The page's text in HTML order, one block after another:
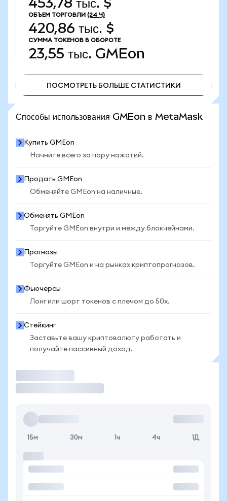
ОБЪЕМ ТОРГОВЛИ (24 Ч)
420,86 тыс. $
СУММА ТОКЕНОВ В ОБОРОТЕ
23,55 тыс. GMEon
ПОСМОТРЕТЬ БОЛЬШЕ СТАТИСТИКИ
Способы использования GMEon в MetaMask
Купить GMEon
Начните всего за пару нажатий.
Продать GMEon
Обменяйте GMEon на наличные.
Обменять GMEon
Торгуйте GMEon внутри и между блокчейнами.
Прогнозы
Торгуйте GMEon и на рынках криптопрогнозов.
Фьючерсы
Лонг или шорт токенов с плечом до 50x.
Стейкинг
Заставьте вашу криптовалюту работать и
получайте пассивный доход.
15м 30м 1ч 4ч 1Д